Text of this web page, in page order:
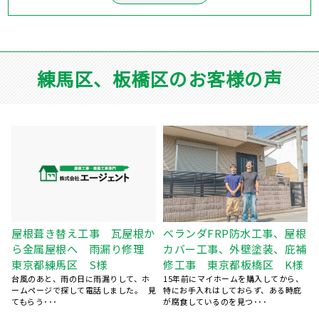
練馬区、板橋区のお客様の声
ベランダFRP防水工事、屋根
カバー工事、外壁塗装、庇補
修工事 東京都板橋区 K様
15年前にマイホームを購入してから、
特にお手入れはしておらず、ある時庇
が腐食しているのを見つ･･･
屋根塗装、棟鈑金交換、外壁
塗装 東京都練馬区 N様
5社くらい提案を聞きましたが、エージ
ェントさんが一番丁寧にご対応くださ
いました。 職人さんも･･･